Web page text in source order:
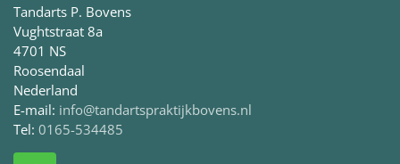
Tandarts P. Bovens
Vughtstraat 8a
4701 NS
Roosendaal
Nederland
E-mail: info@tandartspraktijkbovens.nl
Tel: 0165-534485